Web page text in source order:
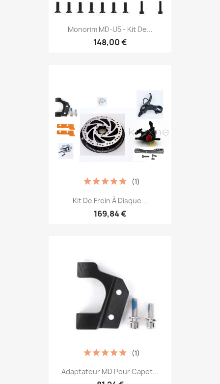
Monorim MD-U5 - Kit De...
148,00 €
Kit De Frein À Disque...
169,84 €
(1)
Adaptateur MD Pour Capot...
(1)